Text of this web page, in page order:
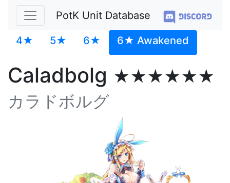
PotK Unit Database
4★ 5★ 6★ 6★ Awakened
Caladbolg ★★★★★★
カラドボルグ